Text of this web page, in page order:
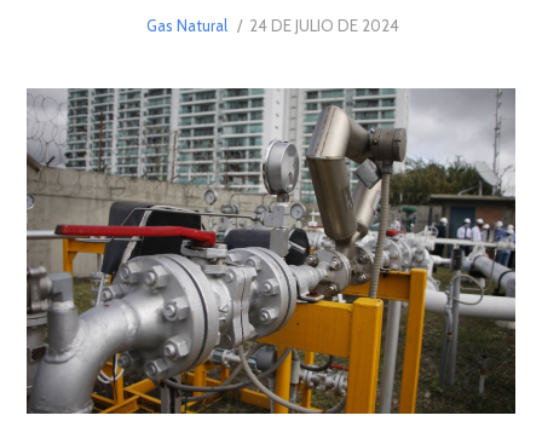
Gas Natural
POSTED
24 DE JULIO DE 202424